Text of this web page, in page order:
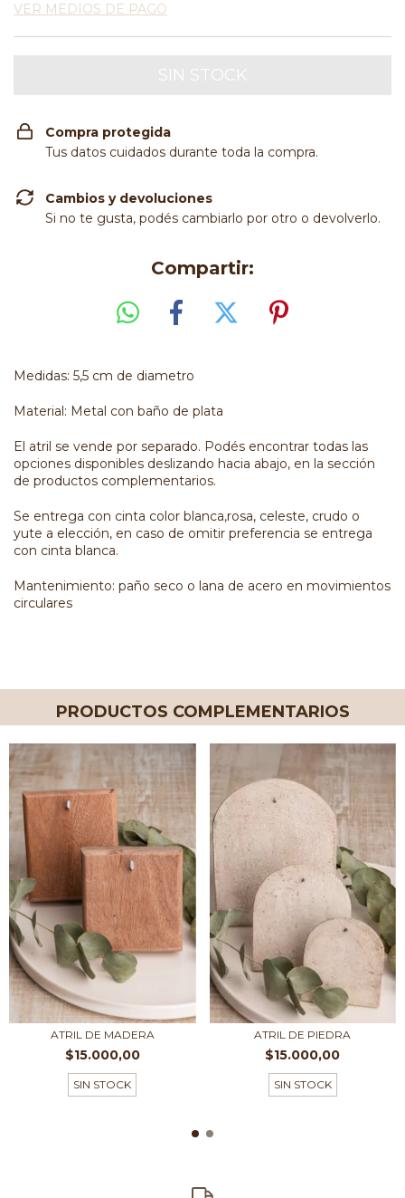
VER MEDIOS DE PAGO
Compra protegida
Tus datos cuidados durante toda la compra.
Cambios y devoluciones
Si no te gusta, podés cambiarlo por otro o devolverlo.
Compartir:
Medidas: 5,5 cm de diametro
Material: Metal con baño de plata
El atril se vende por separado. Podés encontrar todas las
opciones disponibles deslizando hacia abajo, en la sección
de productos complementarios.
Se entrega con cinta color blanca,rosa, celeste, crudo o
yute a elección, en caso de omitir preferencia se entrega
con cinta blanca.
Mantenimiento: paño seco o lana de acero en movimientos
circulares
PRODUCTOS COMPLEMENTARIOS
ATRIL DE MADERA
$15.000,00
SIN STOCK
ATRIL DE PIEDRA
$15.000,00
SIN STOCK